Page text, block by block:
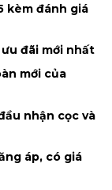
kèm đánh giá
ưu đãi mới nhất
mới của
nhận cọc và
áp, có giá